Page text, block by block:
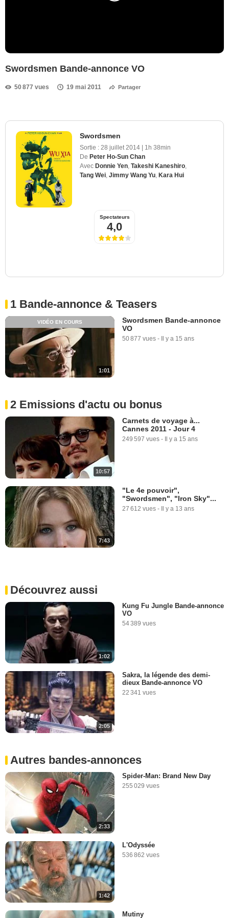
Swordsmen Bande-annonce VO
50 877 vues 19 mai 2011 Partager
Swordsmen
Sortie : 28 juillet 2014 | 1h 38min
De Peter Ho-Sun Chan
Avec Donnie Yen Takeshi Kaneshiro
Tang Wei Jimmy Wang Yu Kara Hui
Spectateurs
4,0
1 Bande-annonce & Teasers
1:01
VIDÉO EN COURS
Swordsmen Bande-annonce
VO
50 877 vues - Il y a 15 ans
2 Emissions d'actu ou bonus
10:57
Carnets de voyage à...
Cannes 2011 - Jour 4
249 597 vues - Il y a 15 ans
7:43
"Le 4e pouvoir",
"Swordsmen", "Iron Sky"...
27 612 vues - Il y a 13 ans
Découvrez aussi
1:02
Kung Fu Jungle Bande-annonce
VO
54 389 vues
2:05
Sakra, la légende des demi-
dieux Bande-annonce VO
22 341 vues
Autres bandes-annonces
2:33
Spider-Man: Brand New Day
255 029 vues
1:42
L'Odyssée
536 862 vues
Mutiny